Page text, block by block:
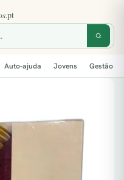
Auto-ajuda Jovens Gestão